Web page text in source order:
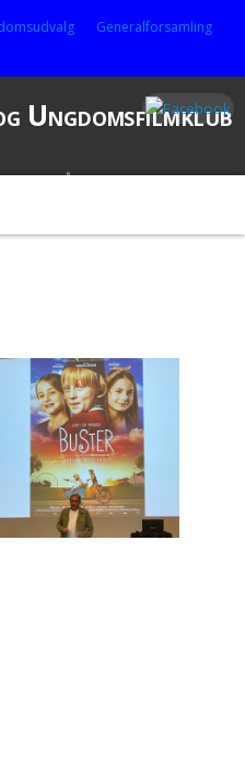
Generalforsamling
Ungdomsfilmklub
3-99 ÅR